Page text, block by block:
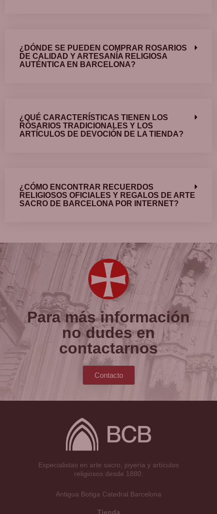
¿DÓNDE SE PUEDEN COMPRAR ROSARIOS
DE CALIDAD Y ARTESANÍA RELIGIOSA
AUTÉNTICA EN BARCELONA?
¿QUÉ CARACTERÍSTICAS TIENEN LOS
ROSARIOS TRADICIONALES Y LOS
ARTÍCULOS DE DEVOCIÓN DE LA TIENDA?
¿CÓMO ENCONTRAR RECUERDOS
RELIGIOSOS OFICIALES Y REGALOS DE ARTE
SACRO DE BARCELONA POR INTERNET?
Para más información
no dudes en
contactarnos
Contacto
Especialistas en arte sacro, joyería y artículos
religiosos desde 1880.
Antigua Botiga Catedral Barcelona
Tienda